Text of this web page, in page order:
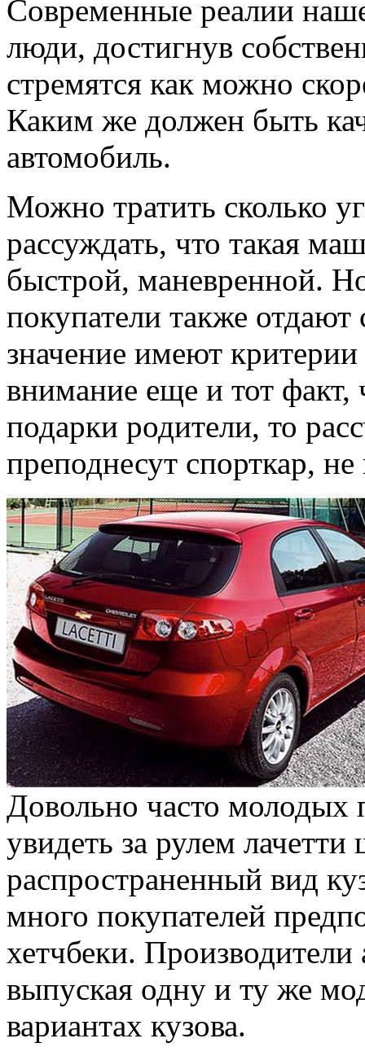
Современные реалии
люди, достигнув
стремятся как можно
Каким же должен быть
автомобиль.
Можно тратить сколько
рассуждать, что такая
быстрой, маневренной.
покупатели также
значение имеют
внимание еще и тот
подарки родители, то
преподнесут спорткар,
Довольно часто
увидеть за рулем
распространенный вид
много покупателей
хетчбеки.
выпуская одну и ту же
вариантах кузова.